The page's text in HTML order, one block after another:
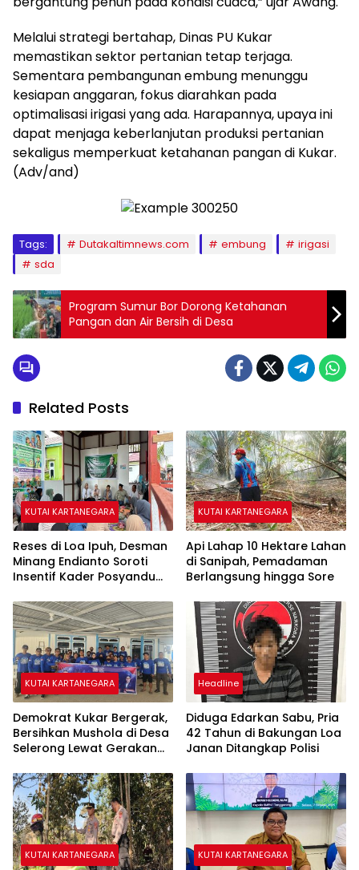
Melalui strategi bertahap, Dinas PU Kukar
memastikan sektor pertanian tetap terjaga.
Sementara pembangunan embung menunggu
kesiapan anggaran, fokus diarahkan pada
optimalisasi irigasi yang ada. Harapannya, upaya ini
dapat menjaga keberlanjutan produksi pertanian
sekaligus memperkuat ketahanan pangan di Kukar.
(Adv/and)
Tags: Dutakaltimnews.com embung
irigasi
sda
Program Sumur Bor Dorong Ketahanan
Pangan dan Air Bersih di Desa
Related Posts
KUTAI KARTANEGARA
Reses di Loa Ipuh, Desman
Minang Endianto Soroti
Insentif Kader Posyandu
KUTAI KARTANEGARA
Api Lahap 10 Hektare Lahan
di Sanipah, Pemadaman
Berlangsung hingga Sore
KUTAI KARTANEGARA
Demokrat Kukar Bergerak,
Bersihkan Mushola di Desa
Selerong Lewat Gerakan
Headline
Diduga Edarkan Sabu, Pria
42 Tahun di Bakungan Loa
Janan Ditangkap Polisi
KUTAI KARTANEGARA KUTAI KARTANEGARA